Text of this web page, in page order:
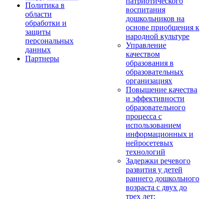
Политика в
области
обработки и
защиты
персональных
данных
Партнеры
воспитания
дошкольников на
основе приобщения к
народной культуре
Управление
качеством
образования в
образовательных
организациях
Повышение качества
и эффективности
образовательного
процесса с
использованием
информационных и
нейросетевых
технологий
Задержки речевого
развития у детей
раннего дошкольного
возраста с двух до
трех лет: